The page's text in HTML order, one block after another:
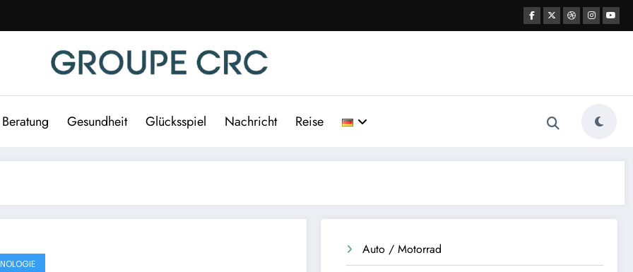
Beratung Gesundheit Glücksspiel Nachricht Reise
Auto / Motorrad